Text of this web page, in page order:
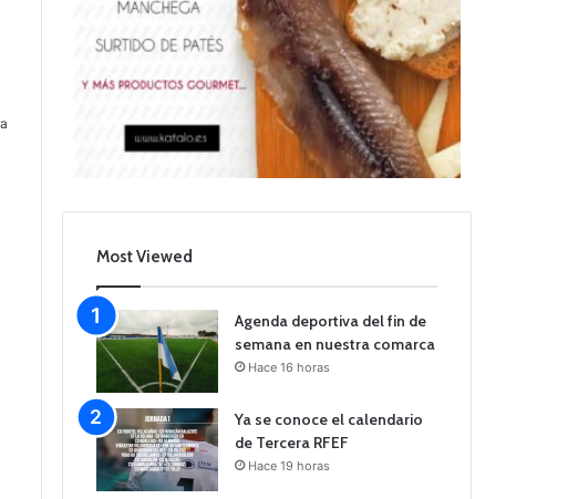
Most Viewed
Agenda deportiva del fin de
semana en nuestra comarca
Hace 16 horas
Ya se conoce el calendario
de Tercera RFEF
Hace 19 horas